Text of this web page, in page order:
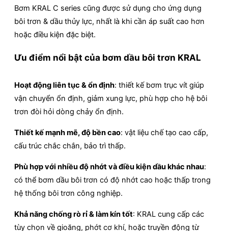
Bơm KRAL C series cũng được sử dụng cho ứng dụng
bôi trơn & dầu thủy lực, nhất là khi cần áp suất cao hơn
hoặc điều kiện đặc biệt.
Ưu điểm nổi bật của bơm dầu bôi trơn KRAL
Hoạt động liên tục & ổn định: thiết kế bơm trục vít giúp
vận chuyển ổn định, giảm xung lực, phù hợp cho hệ bôi
trơn đòi hỏi dòng chảy ổn định.
Thiết kế mạnh mẽ, độ bền cao: vật liệu chế tạo cao cấp,
cấu trúc chắc chắn, bảo trì thấp.
Phù hợp với nhiều độ nhớt và điều kiện dầu khác nhau:
có thể bơm dầu bôi trơn có độ nhớt cao hoặc thấp trong
hệ thống bôi trơn công nghiệp.
Khả năng chống rò rỉ & làm kín tốt: KRAL cung cấp các
tùy chọn về gioăng, phớt cơ khí, hoặc truyền động từ